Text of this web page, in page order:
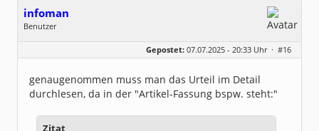
infoman
Benutzer
Dabei seit:
06 / 2008
Gepostet: 07.07.2025 - 20:33 Uhr · #16
genaugenommen muss man das Urteil im Detail
durchlesen, da in der "Artikel-Fassung bspw. steht:"
Zitat